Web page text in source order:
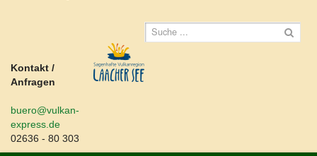
Kontakt /
Anfragen
buero@vulkan-
express.de
02636 - 80 303